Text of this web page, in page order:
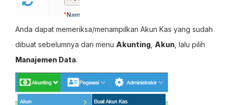
Anda dapat memeriksa/menampilkan Akun Kas yang sudah
dibuat sebelumnya dari menu Akunting Akun , lalu pilih
Manajemen Data.